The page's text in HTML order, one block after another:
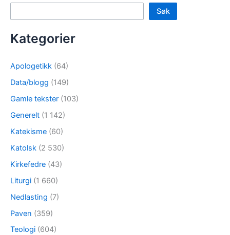
Søk
Kategorier
Apologetikk (64)
Data/blogg (149)
Gamle tekster (103)
Generelt (1 142)
Katekisme (60)
Katolsk (2 530)
Kirkefedre (43)
Liturgi (1 660)
Nedlasting (7)
Paven (359)
Teologi (604)